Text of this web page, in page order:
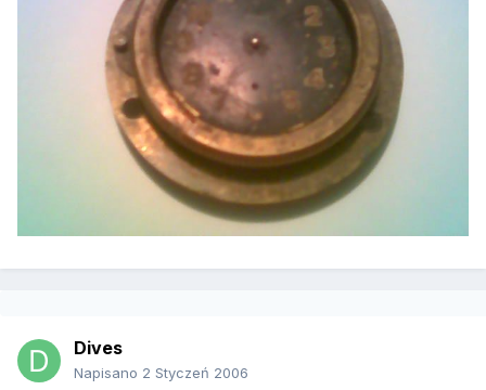
Dives
Napisano 2 Styczeń 2006